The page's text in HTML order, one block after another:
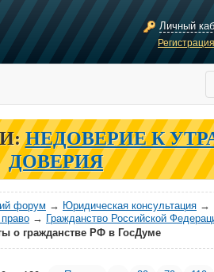
Личный
НЕДОВЕРИЕ К
ДОВЕРИЯ
форум → Юридическая консультация →
→ Гражданство Российской
о гражданстве РФ в ГосДуме